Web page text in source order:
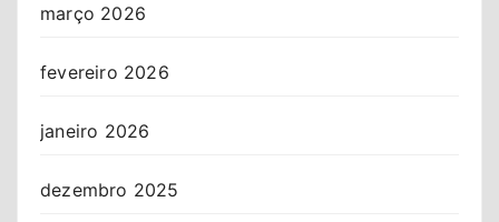
março 2026
fevereiro 2026
janeiro 2026
dezembro 2025